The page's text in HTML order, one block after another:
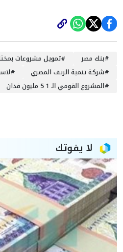
#بنك مصر #تمويل مشروعات
#شركة تنمية الريف المصري #
#المشروع القومي الـ 1 5 مليون فدان
لا يفوتك